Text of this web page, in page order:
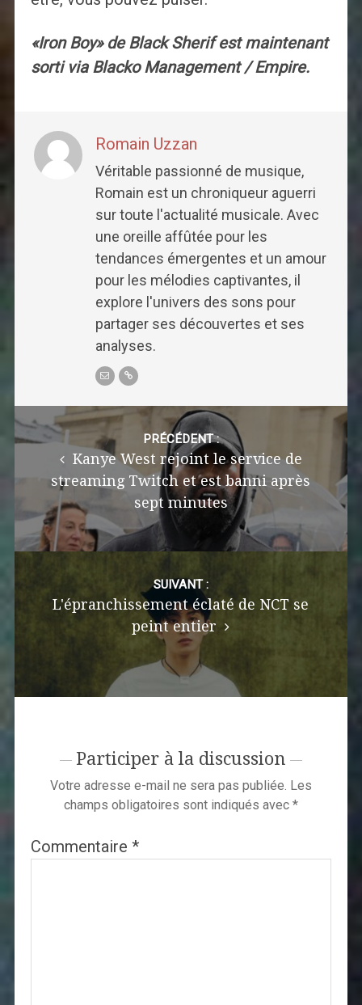
«Iron Boy» de Black Sherif est maintenant
sorti via Blacko Management / Empire.
Romain Uzzan
Véritable passionné de musique,
Romain est un chroniqueur aguerri
sur toute l'actualité musicale. Avec
une oreille affûtée pour les
tendances émergentes et un amour
pour les mélodies captivantes, il
explore l'univers des sons pour
partager ses découvertes et ses
analyses.
Post
navigation
PRÉCÉDENT :
Kanye West rejoint le service de
streaming Twitch et est banni après
sept minutes
SUIVANT :
L'épranchissement éclaté de NCT se
peint entier
Participer à la discussion
Votre adresse e-mail ne sera pas publiée. Les
champs obligatoires sont indiqués avec *
Commentaire *